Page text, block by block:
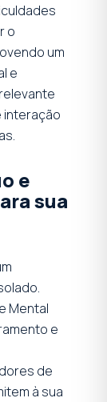
o
um
e
interação
e
sua
Mental
e
de
à sua